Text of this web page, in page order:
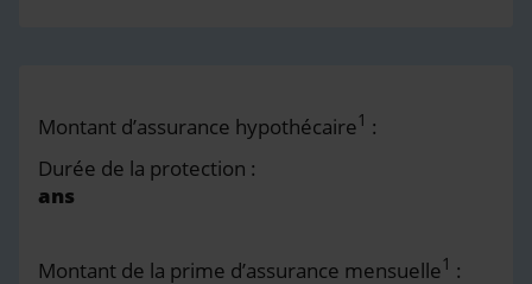
Montant d’assurance hypothécaire1 :
Durée de la protection :
ans
Montant de la prime d’assurance mensuelle1 :